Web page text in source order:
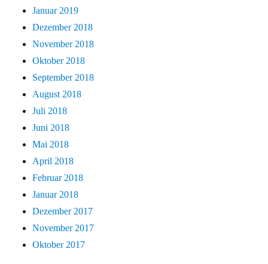
Januar 2019
Dezember 2018
November 2018
Oktober 2018
September 2018
August 2018
Juli 2018
Juni 2018
Mai 2018
April 2018
Februar 2018
Januar 2018
Dezember 2017
November 2017
Oktober 2017